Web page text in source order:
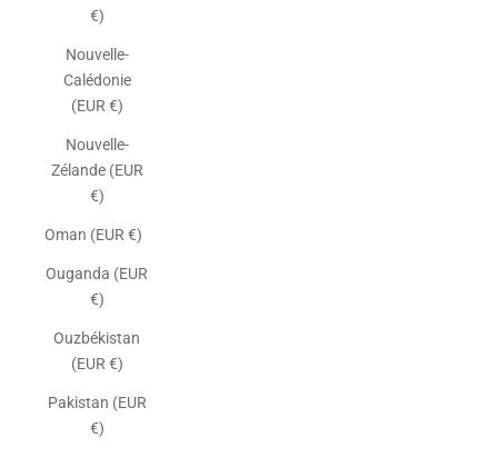
€)
Nouvelle-
Calédonie
(EUR €)
Nouvelle-
Zélande (EUR
€)
Oman (EUR €)
Ouganda (EUR
€)
Ouzbékistan
(EUR €)
Pakistan (EUR
€)